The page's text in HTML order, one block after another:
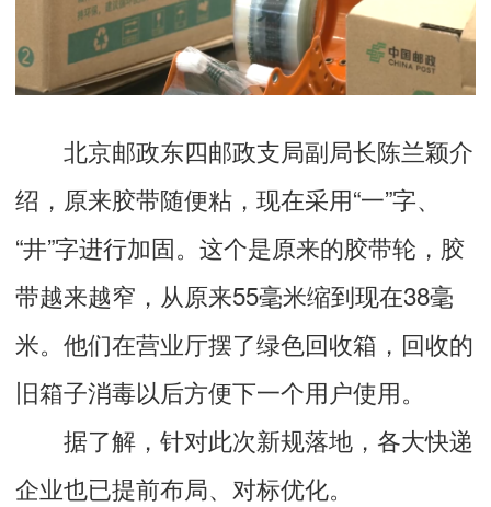
北京邮政东四邮政支局副局长陈兰颖介
绍，原来胶带随便粘，现在采用“一”字、
“井”字进行加固。这个是原来的胶带轮，胶
带越来越窄，从原来55毫米缩到现在38毫
米。他们在营业厅摆了绿色回收箱，回收的
旧箱子消毒以后方便下一个用户使用。
据了解，针对此次新规落地，各大快递
企业也已提前布局、对标优化。